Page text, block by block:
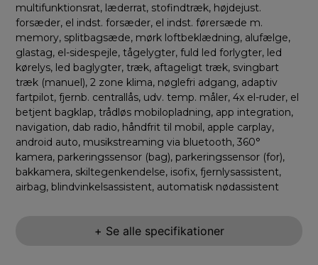
multifunktionsrat, læderrat, stofindtræk, højdejust.
forsæder, el indst. forsæder, el indst. førersæde m.
memory, splitbagsæde, mørk loftbeklædning, alufælge,
glastag, el-sidespejle, tågelygter, fuld led forlygter, led
kørelys, led baglygter, træk, aftageligt træk, svingbart
træk (manuel), 2 zone klima, nøglefri adgang, adaptiv
fartpilot, fjernb. centrallås, udv. temp. måler, 4x el-ruder, el
betjent bagklap, trådløs mobilopladning, app integration,
navigation, dab radio, håndfrit til mobil, apple carplay,
android auto, musikstreaming via bluetooth, 360°
kamera, parkeringssensor (bag), parkeringssensor (for),
bakkamera, skiltegenkendelse, isofix, fjernlysassistent,
airbag, blindvinkelsassistent, automatisk nødassistent
+ Se alle specifikationer